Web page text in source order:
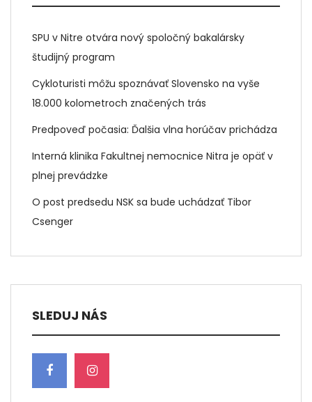
SPU v Nitre otvára nový spoločný bakalársky
študijný program
Cykloturisti môžu spoznávať Slovensko na vyše
18.000 kolometroch značených trás
Predpoveď počasia: Ďalšia vlna horúčav prichádza
Interná klinika Fakultnej nemocnice Nitra je opäť v
plnej prevádzke
O post predsedu NSK sa bude uchádzať Tibor
Csenger
SLEDUJ NÁS